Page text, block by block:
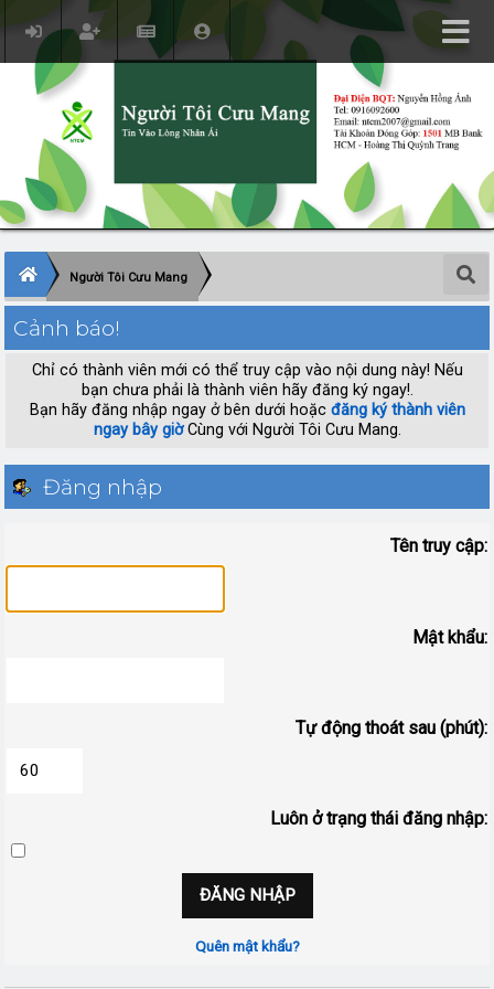
Người Tôi Cưu Mang
Cảnh báo!
Chỉ có thành viên mới có thể truy cập vào nội dung này! Nếu
bạn chưa phải là thành viên hãy đăng ký ngay!.
Bạn hãy đăng nhập ngay ở bên dưới hoặc đăng ký thành viên
ngay bây giờCùng với Người Tôi Cưu Mang.
Đăng nhập
Tên truy cập:
Mật khẩu:
Tự động thoát sau (phút):
Luôn ở trạng thái đăng nhập:
Quên mật khẩu?